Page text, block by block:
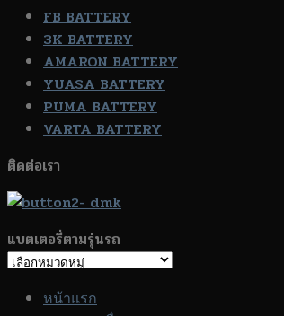
FB BATTERY
3K BATTERY
AMARON BATTERY
YUASA BATTERY
PUMA BATTERY
VARTA BATTERY
ติดต่อเรา
แบตเตอรี่ตามรุ่นรถ
แบตเตอรี่
หน้าแรก